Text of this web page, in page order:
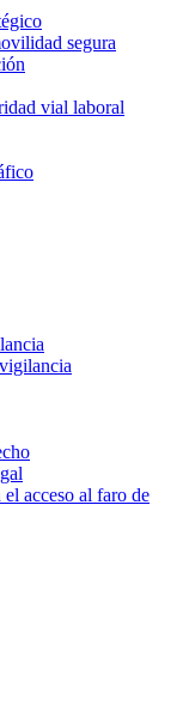
segura
vial laboral
acceso al faro de